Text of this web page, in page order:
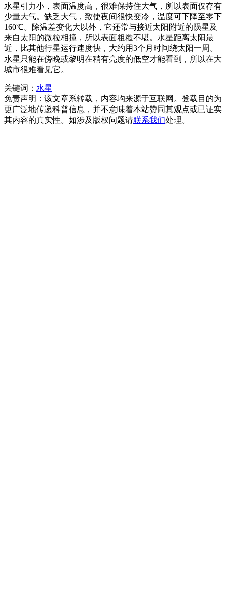
水星引力小，表面温度高，很难保持住大气，所以表面仅存有
少量大气。缺乏大气，致使夜间很快变冷，温度可下降至零下
160℃。除温差变化大以外，它还常与接近太阳附近的陨星及
来自太阳的微粒相撞，所以表面粗糙不堪。水星距离太阳最
近，比其他行星运行速度快，大约用3个月时间绕太阳一周。
水星只能在傍晚或黎明在稍有亮度的低空才能看到，所以在大
城市很难看见它。
关键词： 水星
免责声明：该文章系转载，内容均来源于互联网。登载目的为
更广泛地传递科普信息，并不意味着本站赞同其观点或已证实
其内容的真实性。如涉及版权问题请联系我们处理。